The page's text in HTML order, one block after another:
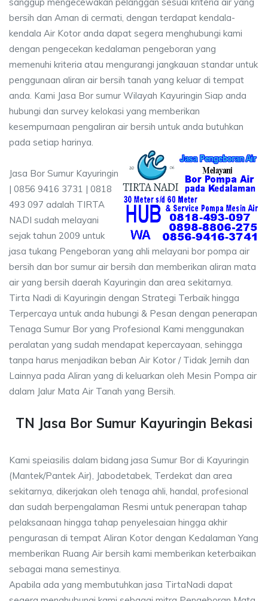
bersih dan Aman di cermati, dengan terdapat kendala-
kendala Air Kotor anda dapat segera menghubungi kami
dengan pengecekan kedalaman pengeboran yang
memenuhi kriteria atau mengurangi jangkauan standar untuk
penggunaan aliran air bersih tanah yang keluar di tempat
anda. Kami Jasa Bor sumur Wilayah Kayuringin Siap anda
hubungi dan survey kelokasi yang memberikan
kesempurnaan pengaliran air bersih untuk anda butuhkan
pada setiap harinya.
Jasa Bor Sumur Kayuringin
| 0856 9416 3731 | 0818
493 097 adalah TIRTA
NADI sudah melayani
sejak tahun 2009 untuk
jasa tukang Pengeboran yang ahli melayani bor pompa air
bersih dan bor sumur air bersih dan memberikan aliran mata
air yang bersih daerah Kayuringin dan area sekitarnya.
Tirta Nadi di Kayuringin dengan Strategi Terbaik hingga
Terpercaya untuk anda hubungi & Pesan dengan penerapan
Tenaga Sumur Bor yang Profesional Kami menggunakan
peralatan yang sudah mendapat kepercayaan, sehingga
tanpa harus menjadikan beban Air Kotor / Tidak Jernih dan
Lainnya pada Aliran yang di keluarkan oleh Mesin Pompa air
dalam Jalur Mata Air Tanah yang Bersih.
TN Jasa Bor Sumur Kayuringin Bekasi
Kami speiasilis dalam bidang jasa Sumur Bor di Kayuringin
(Mantek/Pantek Air), Jabodetabek, Terdekat dan area
sekitarnya, dikerjakan oleh tenaga ahli, handal, profesional
dan sudah berpengalaman Resmi untuk penerapan tahap
pelaksanaan hingga tahap penyelesaian hingga akhir
pengurasan di tempat Aliran Kotor dengan Kedalaman Yang
memberikan Ruang Air bersih kami memberikan keterbaikan
sebagai mana semestinya.
Apabila ada yang membutuhkan jasa TirtaNadi dapat